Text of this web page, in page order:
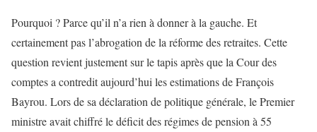
Pourquoi ? Parce qu’il n’a rien à donner à la gauche. Et
certainement pas l’abrogation de la réforme des retraites. Cette
question revient justement sur le tapis après que la Cour des
comptes a contredit aujourd’hui les estimations de François
Bayrou. Lors de sa déclaration de politique générale, le Premier
ministre avait chiffré le déficit des régimes de pension à 55